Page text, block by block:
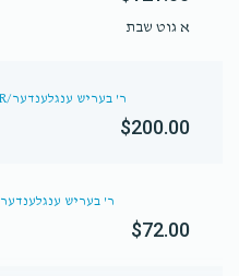
א גוט שבת
BENGLANDER/ר' בעריש ענגלענדער
$200.00
BENGLANDER/ר' בעריש ענגלענדער
$72.00